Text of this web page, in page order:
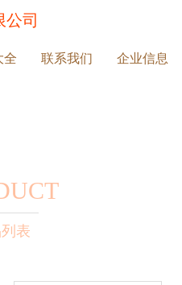
公司
全 联系我们 企业信息
表